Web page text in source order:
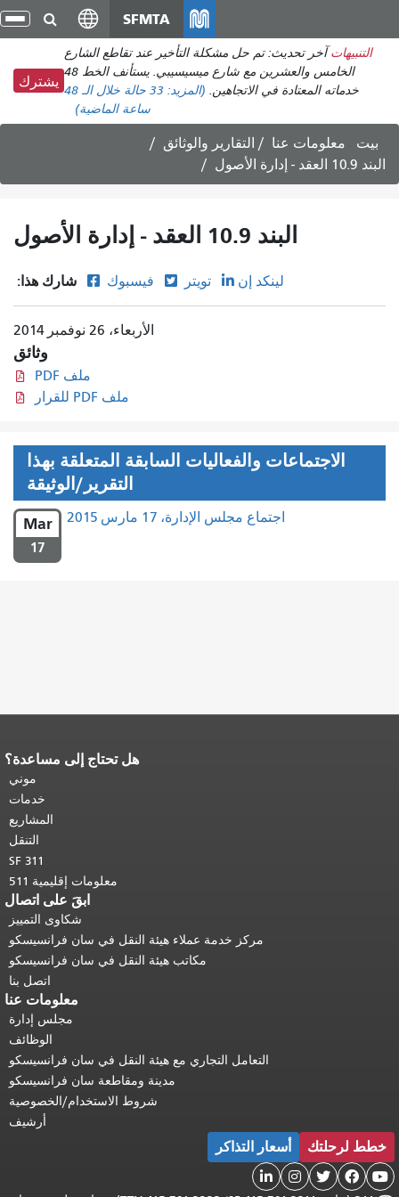
انتقل
إلى
المحتوى
الرئيسي
SFMTA
التنبيهات آخر تحديث: تم حل مشكلة التأخير عند تقاطع الشارع
الخامس والعشرين مع شارع ميسيسيبي. يستأنف الخط 48
خدماته المعتادة في الاتجاهين. (المزيد: 33 حالة
خلال الـ 48
ساعة الماضية)
يشترك
بيت معلومات عنا
التقارير والوثائق
البند 10.9 العقد - إدارة الأصول
البند 10.9 العقد - إدارة الأصول
شارك هذا: فيسبوك تويتر لينكد إن
الأربعاء، 26 نوفمبر 2014
وثائق
ملف PDF
ملف PDF للقرار
الاجتماعات والفعاليات السابقة المتعلقة بهذا
التقرير/الوثيقة
Mar
17
اجتماع مجلس الإدارة، 17 مارس 2015
هل تحتاج إلى مساعدة؟
موني
خدمات
المشاريع
التنقل
SF 311
معلومات إقليمية 511
ابقَ على اتصال
شكاوى التمييز
مركز خدمة عملاء هيئة النقل في سان فرانسيسكو
مكاتب هيئة النقل في سان فرانسيسكو
اتصل بنا
معلومات عنا
مجلس إدارة
الوظائف
التعامل التجاري مع هيئة النقل في سان فرانسيسكو
مدينة ومقاطعة سان فرانسيسكو
شروط الاستخدام/الخصوصية
أرشيف
خطط لرحلتك أسعار التذاكر




